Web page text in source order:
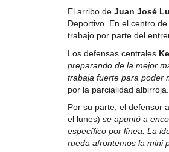
El arribo de Juan José
Deportivo. En el centro
trabajo por parte del
Los defensas centrales
preparando de la mejor
trabaja fuerte para poder
por la parcialidad albirroja.
Por su parte, el defensor
el lunes) se apuntó a
específico por línea. La
rueda afrontemos la mini